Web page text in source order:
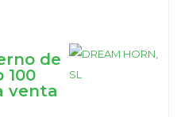
de
100
venta